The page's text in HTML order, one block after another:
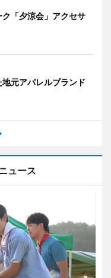
「夕涼会」アクセサ
元アパレルブランド
ュース